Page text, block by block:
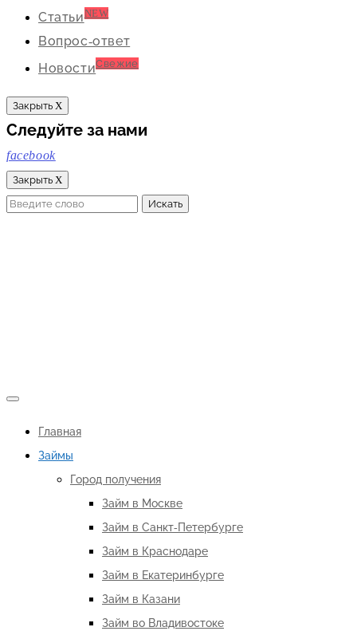
СтатьиNEW
Вопрос-ответ
НовостиСвежие
Закрыть X
Следуйте за нами
facebook
Закрыть X
Главная
Займы
Город получения
Займ в Москве
Займ в Санкт-Петербурге
Займ в Краснодаре
Займ в Екатеринбурге
Займ в Казани
Займ во Владивостоке